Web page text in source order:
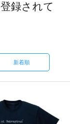
録されて
新着順